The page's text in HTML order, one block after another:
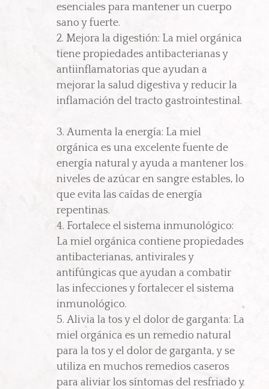
esenciales para mantener un cuerpo
sano y fuerte.
Mejora la digestión: La miel orgánica
tiene propiedades antibacterianas y
antiinflamatorias que ayudan a
mejorar la salud digestiva y reducir la
inflamación del tracto gastrointestinal.
Aumenta la energía: La miel
orgánica es una excelente fuente de
energía natural y ayuda a mantener los
niveles de azúcar en sangre estables, lo
que evita las caídas de energía
repentinas.
Fortalece el sistema inmunológico:
La miel orgánica contiene propiedades
antibacterianas, antivirales y
antifúngicas que ayudan a combatir
las infecciones y fortalecer el sistema
inmunológico.
Alivia la tos y el dolor de garganta: La
miel orgánica es un remedio natural
para la tos y el dolor de garganta, y se
utiliza en muchos remedios caseros
para aliviar los síntomas del resfriado y